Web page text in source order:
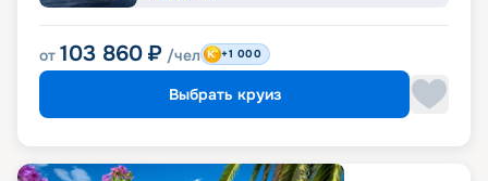
от 103 860 ₽ /чел +1 000
Выбрать круиз